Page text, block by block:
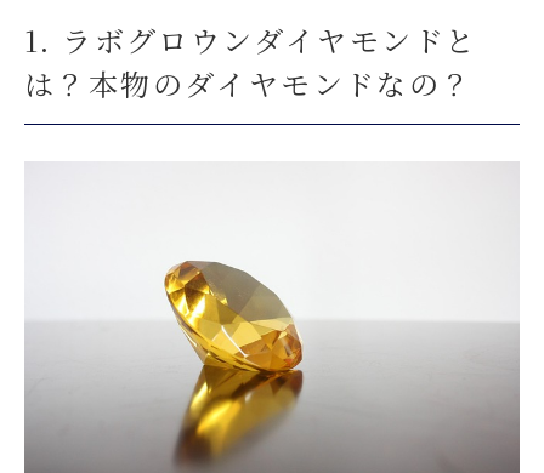
1. ラボグロウンダイヤモンドと
は？本物のダイヤモンドなの？